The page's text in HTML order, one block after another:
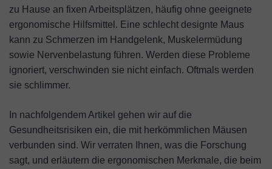
zu Hause an fixen Arbeitsplätzen, häufig ohne geeignete
ergonomische Hilfsmittel. Eine schlecht designte Maus
kann zu Schmerzen im Handgelenk, Muskelermüdung
sowie Nervenbelastung führen. Werden diese Probleme
ignoriert, verschwinden sie nicht einfach. Oftmals werden
sie schlimmer.
In nachfolgendem Artikel gehen wir auf die
Gesundheitsrisiken ein, die mit herkömmlichen Mäusen
verbunden sind. Wir verraten Ihnen, was die Forschung
sagt, und erläutern die ergonomischen Merkmale, die beim